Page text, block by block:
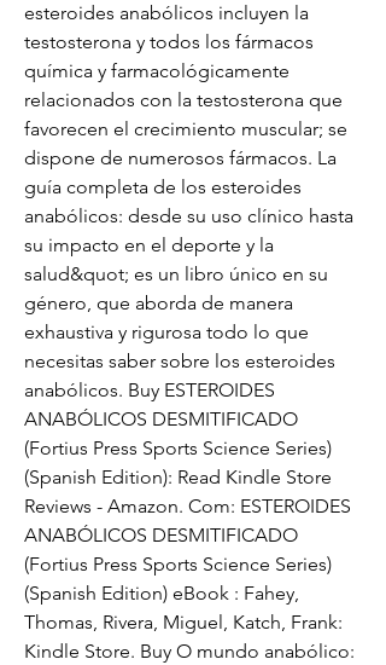
esteroides anabólicos incluyen la
testosterona y todos los fármacos
química y farmacológicamente
relacionados con la testosterona que
favorecen el crecimiento muscular; se
dispone de numerosos fármacos. La
guía completa de los esteroides
anabólicos: desde su uso clínico hasta
su impacto en el deporte y la
salud&quot; es un libro único en su
género, que aborda de manera
exhaustiva y rigurosa todo lo que
necesitas saber sobre los esteroides
anabólicos. Buy ESTEROIDES
ANABÓLICOS DESMITIFICADO
(Fortius Press Sports Science Series)
(Spanish Edition): Read Kindle Store
Reviews - Amazon. Com: ESTEROIDES
ANABÓLICOS DESMITIFICADO
(Fortius Press Sports Science Series)
(Spanish Edition) eBook : Fahey,
Thomas, Rivera, Miguel, Katch, Frank:
Kindle Store. Buy O mundo anabólico: